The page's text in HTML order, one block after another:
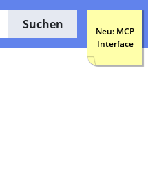
Suchen
Neu: MCP
Interface